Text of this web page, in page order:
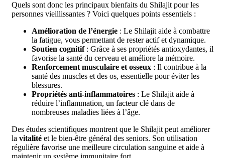
Quels sont donc les principaux bienfaits du Shilajit pour les
personnes vieillissantes ? Voici quelques points essentiels :
Amélioration de l’énergie : Le Shilajit aide à combattre
la fatigue, vous permettant de rester actif et dynamique.
Soutien cognitif: Grâce à ses propriétés antioxydantes, il
favorise la santé du cerveau et améliore la mémoire.
Renforcement musculaire et osseux : Il contribue à la
santé des muscles et des os, essentielle pour éviter les
blessures.
Propriétés anti-inflammatoires : Le Shilajit aide à
réduire l’inflammation, un facteur clé dans de
nombreuses maladies liées à l’âge.
Des études scientifiques montrent que le Shilajit peut améliorer
la vitalité et le bien-être général des seniors. Son utilisation
régulière favorise une meilleure circulation sanguine et aide à